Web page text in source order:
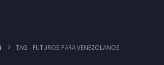
TAG - FUTUROS PARA VENEZOLANOS